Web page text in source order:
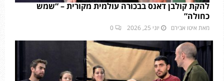
להקת קולבן דאנס בבכורה עולמית מקורית – “שמש
כחולה”
מאת איטו אבירם יוני 25, 2026 0